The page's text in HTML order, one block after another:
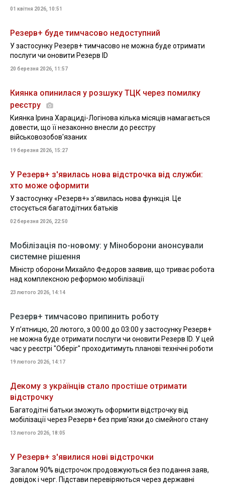
01 квітня 2026, 10:51
Резерв+ буде тимчасово недоступний
У застосунку Резерв+ тимчасово не можна буде отримати
послуги чи оновити Резерв ID
20 березня 2026, 11:57
Киянка опинилася у розшуку ТЦК через помилку
реєстру
Киянка Ірина Харациді-Логінова кілька місяців намагається
довести, що її незаконно внесли до реєстру
військовозобов'язаних
19 березня 2026, 15:27
У Резерв+ з'явилась нова відстрочка від служби:
хто може оформити
У застосунку «Резерв+» зʼявилась нова функція. Це
стосується багатодітних батьків
02 березня 2026, 22:50
Мобілізація по-новому: у Міноборони анонсували
системне рішення
Міністр оборони Михайло Федоров заявив, що триває робота
над комплексною реформою мобілізації
23 лютого 2026, 14:14
Резерв+ тимчасово припинить роботу
У пʼятницю, 20 лютого, з 00:00 до 03:00 у застосунку Резерв+
не можна буде отримати послуги чи оновити Резерв ID. У цей
час у реєстрі "Оберіг" проходитимуть планові технічні роботи
19 лютого 2026, 14:17
Декому з українців стало простіше отримати
відстрочку
Багатодітні батьки зможуть оформити відстрочку від
мобілізації через Резерв+ без прив'язки до сімейного стану
13 лютого 2026, 18:05
У Резерв+ з'явилися нові відстрочки
Загалом 90% відстрочок продовжуються без подання заяв,
довідок і черг. Підстави перевіряються через державні